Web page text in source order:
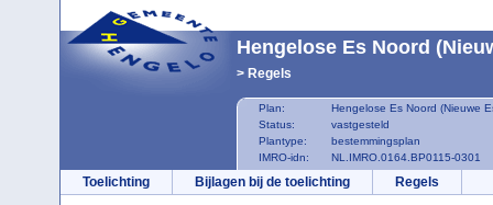
Hengelose Es Noord
Regels
Plan:
Hengelose Es Noord (Nieuwe
Status:
vastgesteld
Plantype:
bestemmingsplan
IMRO-idn:
NL.IMRO.0164.BP0115-0301
Toelichting Bijlagen bij de toelichting Regels